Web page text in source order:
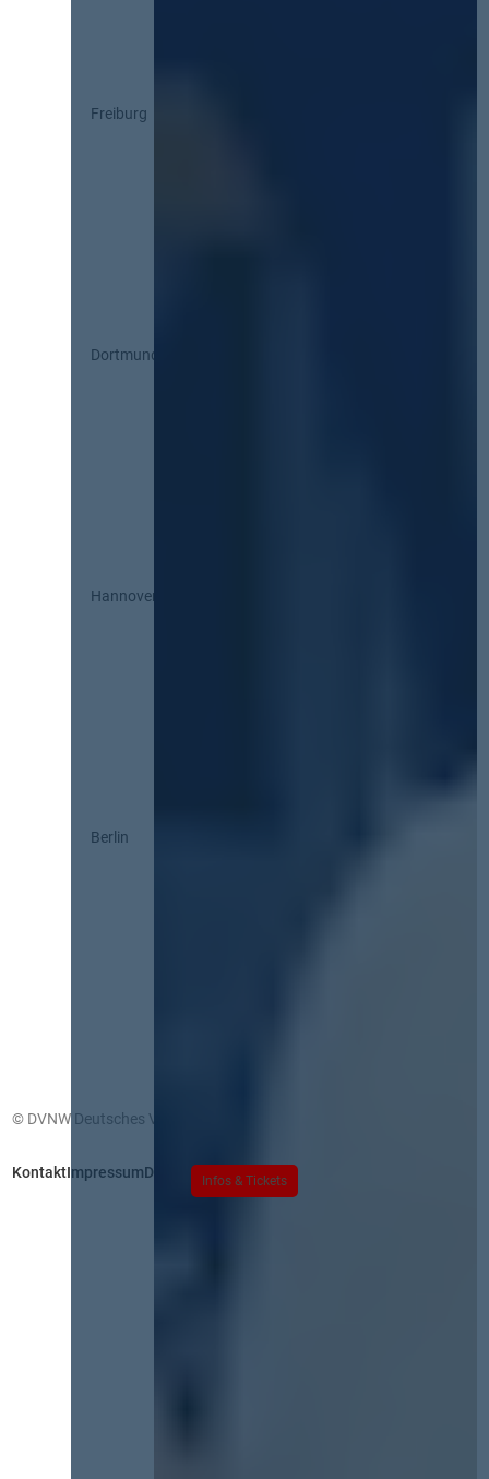
Infos & Tickets
Freiburg
Dortmund
Hannover
Berlin
© DVNW Deutsches Vergabenetzwerk GmbH
KontaktImpressumDatenschutz